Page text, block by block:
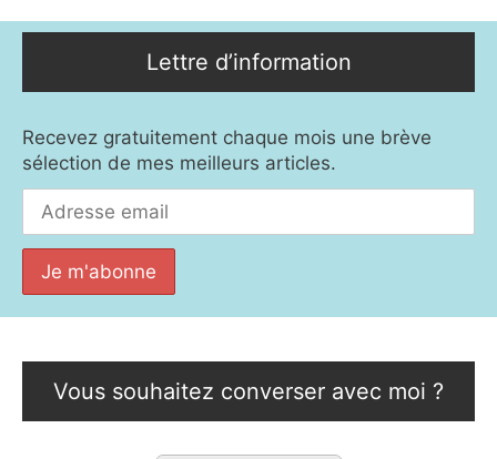
Lettre d’information
Recevez gratuitement chaque mois une brève
sélection de mes meilleurs articles.
Vous souhaitez converser avec moi ?